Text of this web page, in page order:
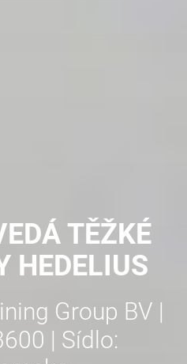
TĚŽKÉ
HEDELIUS
Group BV |
| Sídlo: